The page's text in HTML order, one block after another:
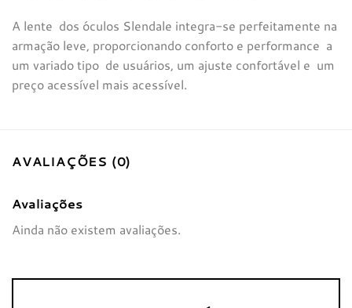
A lente dos óculos Slendale integra-se perfeitamente na
armação leve, proporcionando conforto e performance a
um variado tipo de usuários, um ajuste confortável e um
preço acessível mais acessível.
AVALIAÇÕES (0)
Avaliações
Ainda não existem avaliações.